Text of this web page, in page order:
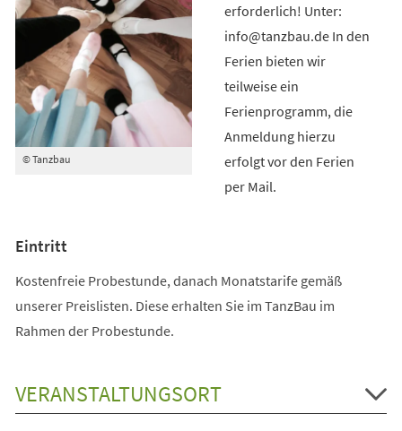
© Tanzbau
erforderlich! Unter:
info@tanzbau.de In den
Ferien bieten wir
teilweise ein
Ferienprogramm, die
Anmeldung hierzu
erfolgt vor den Ferien
per Mail.
Eintritt
Kostenfreie Probestunde, danach Monatstarife gemäß
unserer Preislisten. Diese erhalten Sie im TanzBau im
Rahmen der Probestunde.
VERANSTALTUNGSORT